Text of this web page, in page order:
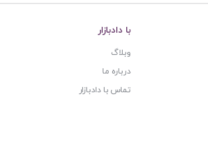
با دادبازار
وبلاگ
درباره ما
تماس با دادبازار